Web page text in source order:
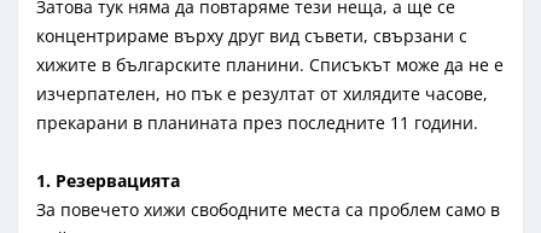
Затова тук няма да повтаряме тези неща, а ще се
концентрираме върху друг вид съвети, свързани с
хижите в българските планини. Списъкът може да не е
изчерпателен, но пък е резултат от хилядите часове,
прекарани в планината през последните 11 години.
1. Резервацията
За повечето хижи свободните места са проблем само в